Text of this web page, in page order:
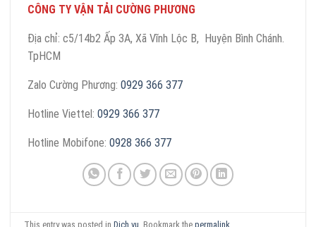
CÔNG TY VẬN TẢI CƯỜNG PHƯƠNG
Địa chỉ: c5/14b2 Ấp 3A, Xã Vĩnh Lộc B, Huyện Bình Chánh.
TpHCM
Zalo Cường Phương: 0929 366 377
Hotline Viettel: 0929 366 377
Hotline Mobifone: 0928 366 377
This entry was posted inDịch vụ . Bookmark thepermalink